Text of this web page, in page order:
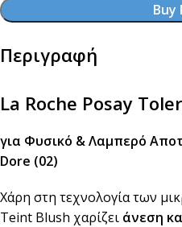
Buy
Περιγραφή
La Roche Posay
για Φυσικό & Λαμπερό
Dore (02)
Χάρη στη τεχνολογία των
Teint Blush χαρίζει άνεση